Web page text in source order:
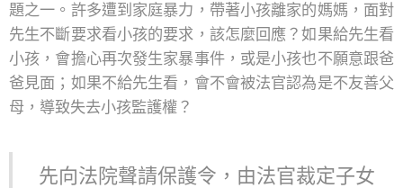
題之一。許多遭到家庭暴力，帶著小孩離家的媽媽，面對
先生不斷要求看小孩的要求，該怎麼回應？如果給先生看
小孩，會擔心再次發生家暴事件，或是小孩也不願意跟爸
爸見面；如果不給先生看，會不會被法官認為是不友善父
母，導致失去小孩監護權？
先向法院聲請保護令，由法官裁定子女